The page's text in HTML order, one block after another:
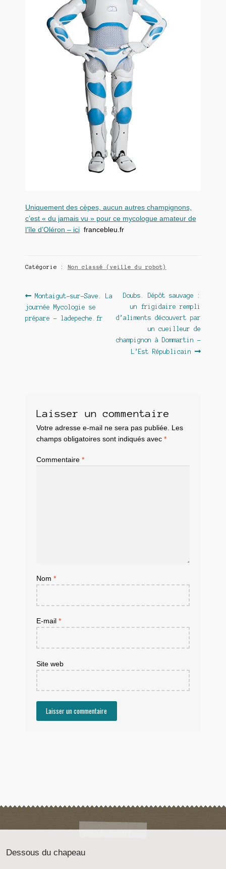
Uniquement des cèpes, aucun autres champignons,
c’est « du jamais vu » pour ce mycologue amateur de
l’île d’Oléron – icifrancebleu.fr
Catégorie : Non classé (veille du robot)
Navigation
de
Article
précédent :
Montaigut-sur-Save. La
journée Mycologie se
prépare – ladepeche.fr
Article
suivant :
Doubs. Dépôt sauvage :
un frigidaire rempli
d’aliments découvert par
un cueilleur de
champignon à Dommartin –
L’Est Républicain
Laisser un commentaire
Votre adresse e-mail ne sera pas publiée. Les
champs obligatoires sont indiqués avec *
Commentaire *
Nom *
E-mail *
Site web
Dessous du chapeau